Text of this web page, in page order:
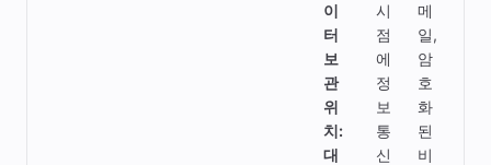
이
터
보
관
위
치:
대
시
점
에
정
보
통
신
메
일,
암
호
화
된
비